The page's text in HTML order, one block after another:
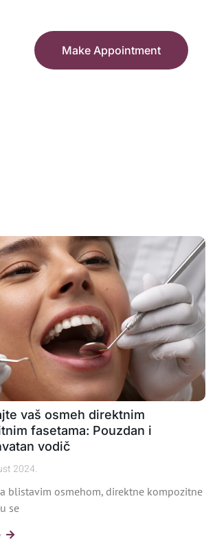
Make Appointment
vaš osmeh direktnim
fasetama: Pouzdan i
vodič
2024.
blistavim osmehom, direktne kompozitne
se